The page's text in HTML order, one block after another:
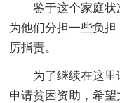
鉴于这个家庭状
为他们分担一些负
厉指责。
为了继续在这
申请贫困资助，希